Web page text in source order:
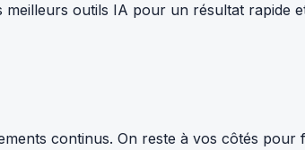
outils IA pour un résultat rapide
continus. On reste à vos côtés pour